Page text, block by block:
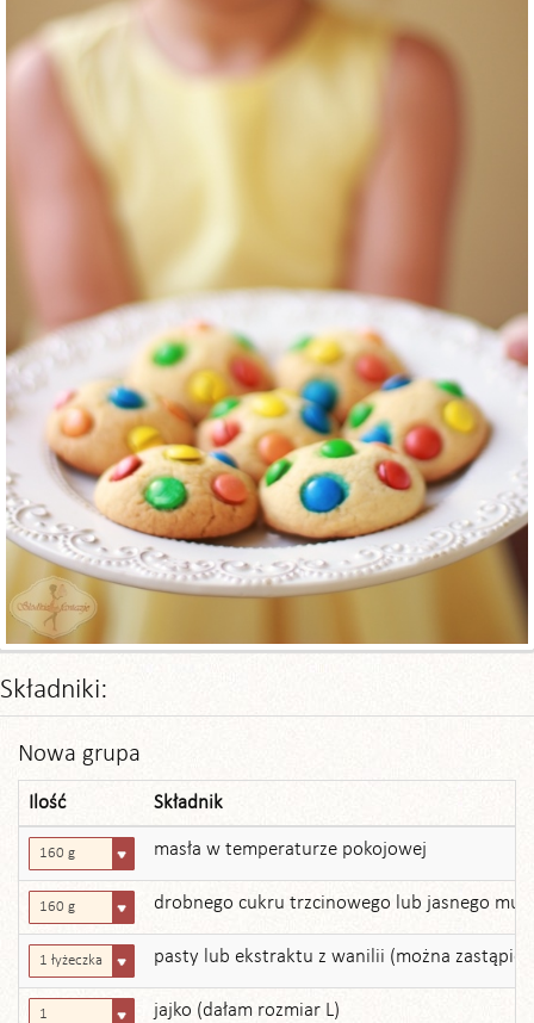
Składniki:
Nowa grupa
Ilość Składnik
160 g masła w temperaturze pokojowej
160 g drobnego cukru trzcinowego lub jasnego
1 łyżeczka pasty lub ekstraktu z wanilii (można zastąpić
1 jajko (dałam rozmiar L)